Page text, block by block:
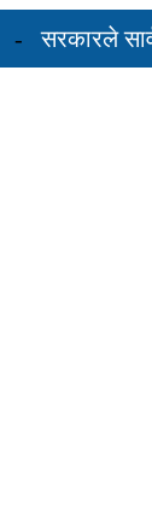
सरकारले